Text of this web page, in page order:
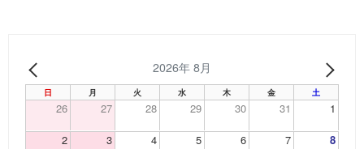
PREV 2026年 8月
日 月 火 水 木 金 土
26 27 28 29 30 31 1
2 3 4 5 6 7 8